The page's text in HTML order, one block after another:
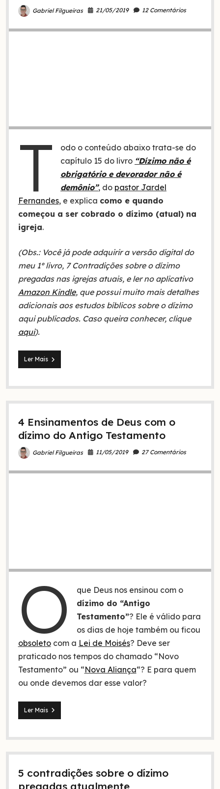
Gabriel Filgueiras 21/05/2019 12 Comentários
T
odo o conteúdo abaixo trata-se do
capítulo 15 do livro “Dízimo não é
obrigatório e devorador não é
demônio”, do pastor Jardel
Fernandes, e explica como e quando
começou a ser cobrado o dízimo (atual) na
igreja.
(Obs.: Você já pode adquirir a versão digital do
meu 1º livro, 7 Contradições sobre o dízimo
pregadas nas igrejas atuais, e ler no aplicativo
Amazon Kindle, que possui muito mais detalhes
adicionais aos estudos bíblicos sobre o dízimo
aqui publicados. Caso queira conhecer, clique
aqui).
Ler MaisEntenda
quando
iniciou
cobrança
dízimos
igreja
4 Ensinamentos de Deus com o
dízimo do Antigo Testamento
Gabriel Filgueiras 11/05/2019 27 Comentários
O
que Deus nos ensinou com o
dízimo do “Antigo
Testamento”? Ele é válido para
os dias de hoje também ou ficou
obsoletocom a Lei de Moisés? Deve ser
praticado nos tempos do chamado “Novo
Testamento” ou “Nova Aliança“? E para quem
ou onde devemos dar esse valor?
Ler Mais4
Ensinamentos
Deus
o
do
5 contradições sobre o dízimo
pregadas atualmente